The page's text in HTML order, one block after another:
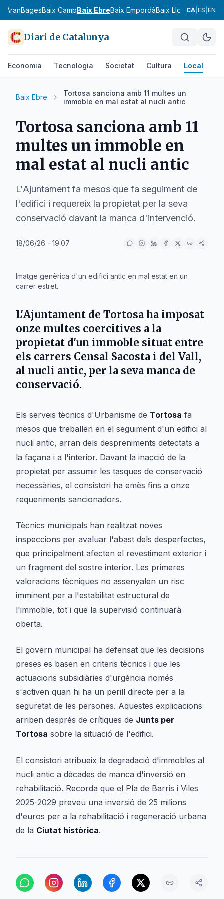
AranBagesBaix CampBaix EbreBaix EmpordàBaix LlobregatBaix
CA ES EN
Diari de Catalunya
Economia Tecnologia Societat Cultura Local
Baix Ebre
Tortosa sanciona amb 11 multes un
immoble en mal estat al nucli antic
Tortosa sanciona amb 11
multes un immoble en
mal estat al nucli antic
L'Ajuntament fa mesos que fa seguiment de
l'edifici i requereix la propietat per la seva
conservació davant la manca d'intervenció.
18/06/26 - 19:07
Imatge genèrica d'un edifici antic en mal estat en un
carrer estret.
L'Ajuntament de Tortosa ha imposat
onze multes coercitives a la
propietat d'un immoble situat entre
els carrers Censal Sacosta i del Vall,
al nucli antic, per la seva manca de
conservació.
Els serveis tècnics d'Urbanisme de Tortosa fa
mesos que treballen en el seguiment d'un edifici al
nucli antic, arran dels despreniments detectats a
la façana i a l'interior. Davant la inacció de la
propietat per assumir les tasques de conservació
necessàries, el consistori ha emès fins a onze
requeriments sancionadors.
Tècnics municipals han realitzat noves
inspeccions per avaluar l'abast dels desperfectes,
que principalment afecten el revestiment exterior i
un fragment del sostre interior. Les primeres
valoracions tècniques no assenyalen un risc
imminent per a l'estabilitat estructural de
l'immoble, tot i que la supervisió continuarà
oberta.
El govern municipal ha defensat que les decisions
preses es basen en criteris tècnics i que les
actuacions subsidiàries d'urgència només
s'activen quan hi ha un perill directe per a la
seguretat de les persones. Aquestes explicacions
arriben després de crítiques de Junts per
Tortosa sobre la situació de l'edifici.
El consistori atribueix la degradació d'immobles al
nucli antic a dècades de manca d'inversió en
rehabilitació. Recorda que el Pla de Barris i Viles
2025-2029 preveu una inversió de 25 milions
d'euros per a la rehabilitació i regeneració urbana
de la Ciutat històrica.